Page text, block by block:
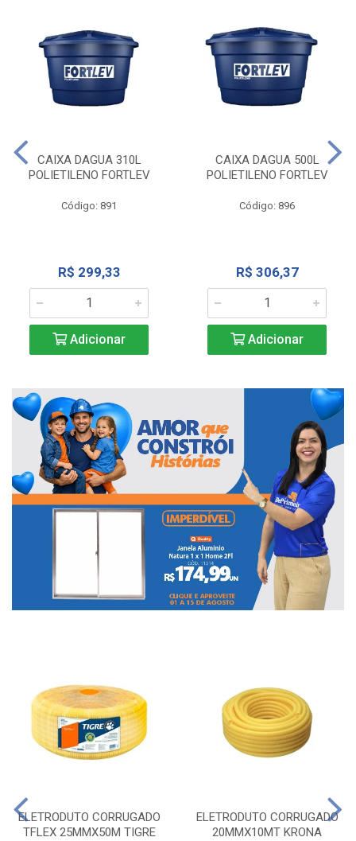
CAIXA DAGUA 310L
POLIETILENO FORTLEV
Código: 891
R$ 299,33
Adicionar
CAIXA DAGUA 500L
POLIETILENO FORTLEV
Código: 896
R$ 306,37
Adicionar
ELETRODUTO CORRUGADO
TFLEX 25MMX50M TIGRE
ELETRODUTO CORRUGADO
20MMX10MT KRONA